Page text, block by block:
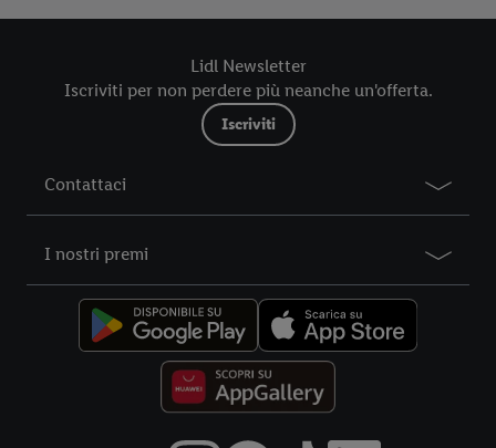
Lidl Newsletter
Iscriviti per non perdere più neanche un'offerta.
Iscriviti
Contattaci
I nostri premi